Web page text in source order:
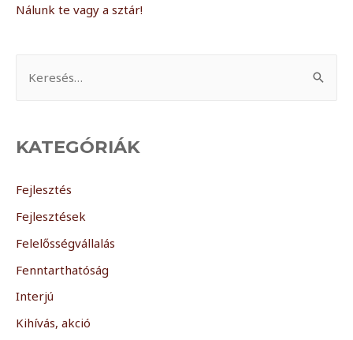
Nálunk te vagy a sztár!
KATEGÓRIÁK
Fejlesztés
Fejlesztések
Felelősségvállalás
Fenntarthatóság
Interjú
Kihívás, akció